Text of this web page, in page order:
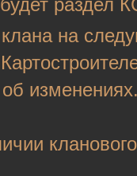
раздел
на